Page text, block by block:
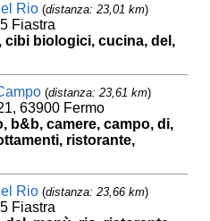
Rio (distanza: 23,01 km)
Fiastra
cibi biologici, cucina, del,
(distanza: 23,61 km)
63900 Fermo
b&b, camere, campo, di,
ristorante,
Rio (distanza: 23,66 km)
Fiastra